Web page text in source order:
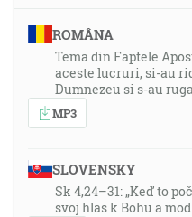
ROMÂNA
Tema din Faptele
aceste lucruri, si-au
Dumnezeu si s-au
MP3
SLOVENSKY
Sk 4,24–31: „Keď to
svoj hlas k Bohu a